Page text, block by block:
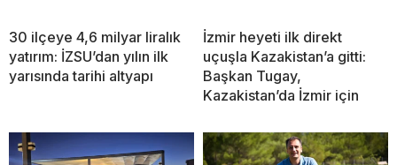
30 ilçeye 4,6 milyar liralık
yatırım: İZSU’dan yılın ilk
yarısında tarihi altyapı
İzmir heyeti ilk direkt
uçuşla Kazakistan’a gitti:
Başkan Tugay,
Kazakistan’da İzmir için